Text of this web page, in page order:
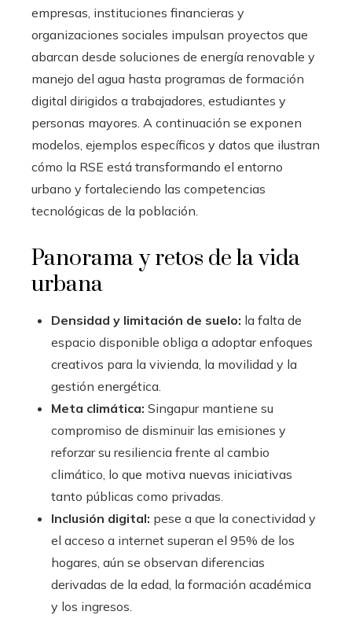
empresas, instituciones financieras y
organizaciones sociales impulsan proyectos que
abarcan desde soluciones de energía renovable y
manejo del agua hasta programas de formación
digital dirigidos a trabajadores, estudiantes y
personas mayores. A continuación se exponen
modelos, ejemplos específicos y datos que ilustran
cómo la RSE está transformando el entorno
urbano y fortaleciendo las competencias
tecnológicas de la población.
Panorama y retos de la vida
urbana
Densidad y limitación de suelo: la falta de
espacio disponible obliga a adoptar enfoques
creativos para la vivienda, la movilidad y la
gestión energética.
Meta climática: Singapur mantiene su
compromiso de disminuir las emisiones y
reforzar su resiliencia frente al cambio
climático, lo que motiva nuevas iniciativas
tanto públicas como privadas.
Inclusión digital: pese a que la conectividad y
el acceso a internet superan el 95% de los
hogares, aún se observan diferencias
derivadas de la edad, la formación académica
y los ingresos.